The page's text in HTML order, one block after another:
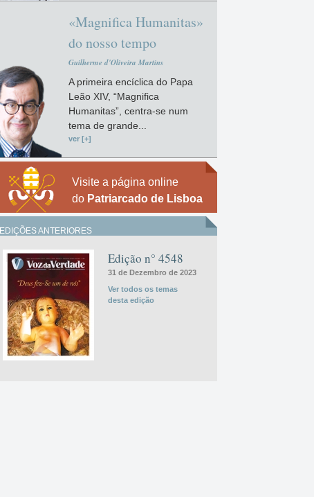
«Magnifica Humanitas»
do nosso tempo
Guilherme d'Oliveira Martins
A primeira encíclica do Papa
Leão XIV, “Magnifica
Humanitas”, centra-se num
tema de grande...
ver [+]
Visite a página online
do Patriarcado de Lisboa
EDIÇÕES ANTERIORES
Edição n° 4548
31 de Dezembro de 2023
Ver todos os temas
desta edição